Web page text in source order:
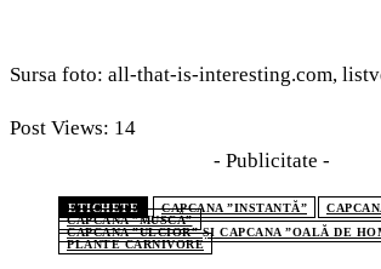
Sursa foto: all-that-is-interesting.com,
Post Views: 14
- Publicitate -
ETICHETE CAPCANA ”INSTANTĂ”
CAPCANA ”MUSCĂ”
CAPCANA ”ULCIOR” ȘI CAPCANA ”OALĂ DE
PLANTE CARNIVORE